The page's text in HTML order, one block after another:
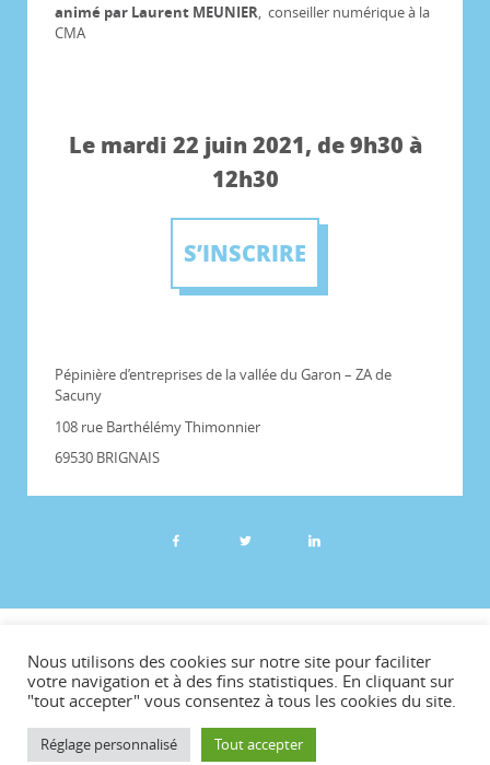
animé par Laurent MEUNIER, conseiller numérique à la
CMA
Le mardi 22 juin 2021, de 9h30 à
12h30
S’INSCRIRE
Pépinière d’entreprises de la vallée du Garon – ZA de
Sacuny
108 rue Barthélémy Thimonnier
69530 BRIGNAIS
Plan du site
Mentions légales
Téléchargements
Contact
Nous utilisons des cookies sur notre site pour faciliter
votre navigation et à des fins statistiques. En cliquant sur
"tout accepter" vous consentez à tous les cookies du site.
Réglage personnalisé Tout accepter